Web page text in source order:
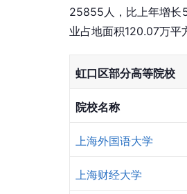
25855人，比上年增长
业占地面积120.07万平
虹口区部分高等院校
院校名称
上海外国语大学
上海财经大学